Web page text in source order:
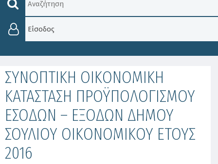
Είσοδος
ΣΥΝΟΠΤΙΚΗ ΟΙΚΟΝΟΜΙΚΗ
ΚΑΤΑΣΤΑΣΗ ΠΡΟΫΠΟΛΟΓΙΣΜΟΥ
ΕΣΟΔΩΝ – ΕΞΟΔΩΝ ΔΗΜΟΥ
ΣΟΥΛΙΟΥ ΟΙΚΟΝΟΜΙΚΟΥ ΕΤΟΥΣ
2016